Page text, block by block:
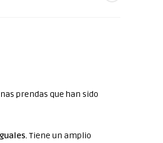
prendas que han sido
Tiene un amplio